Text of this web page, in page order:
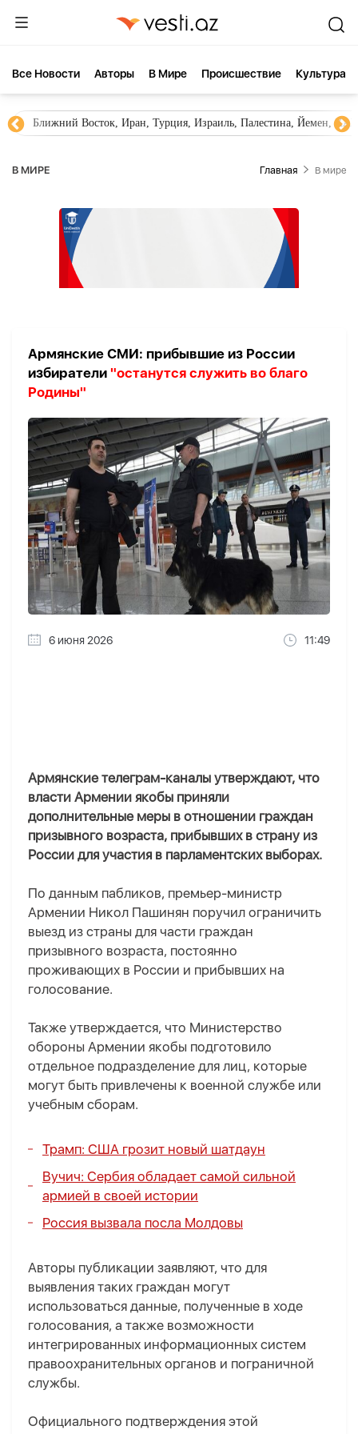
Все Новости Aвторы В Мире Происшествие Культура
Ближний Восток, Иран, Турция, Израиль, Палестина, Йемен,
В МИРЕ Главная В мире
Армянские СМИ: прибывшие из России
избиратели "останутся служить во благо
Родины"
6 июня 2026 11:49
Армянские телеграм-каналы утверждают, что
власти Армении якобы приняли
дополнительные меры в отношении граждан
призывного возраста, прибывших в страну из
России для участия в парламентских выборах.
По данным пабликов, премьер-министр
Армении Никол Пашинян поручил ограничить
выезд из страны для части граждан
призывного возраста, постоянно
проживающих в России и прибывших на
голосование.
Также утверждается, что Министерство
обороны Армении якобы подготовило
отдельное подразделение для лиц, которые
могут быть привлечены к военной службе или
учебным сборам.
Трамп: США грозит новый шатдаун
Вучич: Сербия обладает самой сильной
армией в своей истории
Россия вызвала посла Молдовы
Авторы публикации заявляют, что для
выявления таких граждан могут
использоваться данные, полученные в ходе
голосования, а также возможности
интегрированных информационных систем
правоохранительных органов и пограничной
службы.
Официального подтверждения этой